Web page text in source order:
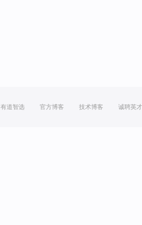
有道智选 官方博客 技术博客 诚聘英才